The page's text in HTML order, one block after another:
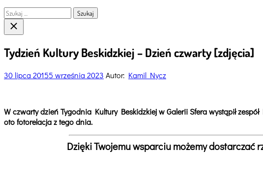
Szukaj:
Close
search
Tydzień Kultury Beskidzkiej – Dzień czwarty [zdjęcia]
30 lipca 20155 września 2023 Autor: Kamil Nycz
W czwarty dzień Tygodnia Kultury Beskidzkiej w Galerii Sfera wystąpił
oto fotorelacja z tego dnia.
Dzięki Twojemu wsparciu możemy